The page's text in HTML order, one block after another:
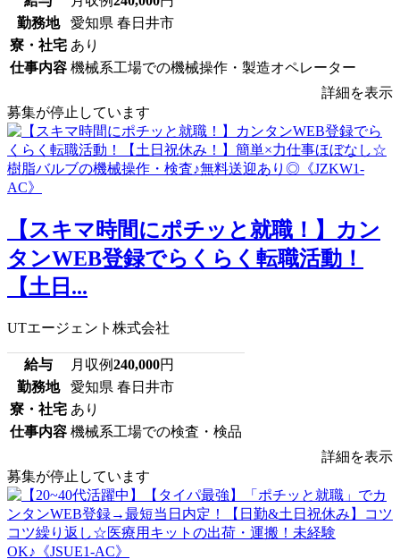
勤務地
愛知県 春日井市
寮・社宅 あり
仕事内容 機械系工場での機械操作・製造オペレーター
詳細を表示
募集が停止しています
【スキマ時間にポチッと就職！】カン
タンWEB登録でらくらく転職活動！
【土日...
UTエージェント株式会社
給与 月収例240,000円
勤務地
愛知県 春日井市
寮・社宅 あり
仕事内容 機械系工場での検査・検品
詳細を表示
募集が停止しています